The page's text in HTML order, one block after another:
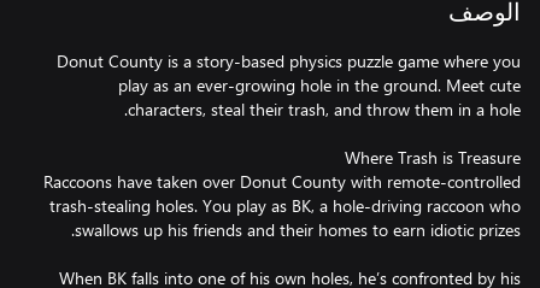
الوصف
Donut County is a story-based physics puzzle game where you
play as an ever-growing hole in the ground. Meet cute
Raccoons have taken over Donut County with remote-controlled
trash-stealing holes. You play as BK, a hole-driving raccoon who
When BK falls into one of his own holes, he’s confronted by his